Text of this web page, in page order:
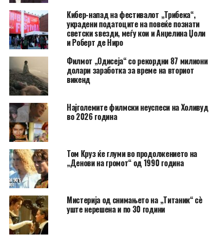
Кибер-напад на фестивалот „Трибека“,
украдени податоците на повеќе познати
светски ѕвезди, меѓу кои и Анџелина Џоли
и Роберт де Ниро
Филмот „Одисеја“ со рекордни 87 милиони
долари заработка за време на вториот
викенд
Најголемите филмски неуспеси на Холивуд
во 2026 година
Том Круз ќе глуми во продолжението на
„Денови на громот“ од 1990 година
Мистерија од снимањето на „Титаник“ сè
уште нерешена и по 30 години